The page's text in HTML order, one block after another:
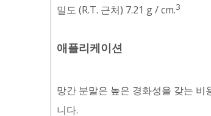
밀도 (R.T. 근처) 7.21 g / cm.3
애플리케이션
망간 분말은 높은 경화성을 갖는
니다.